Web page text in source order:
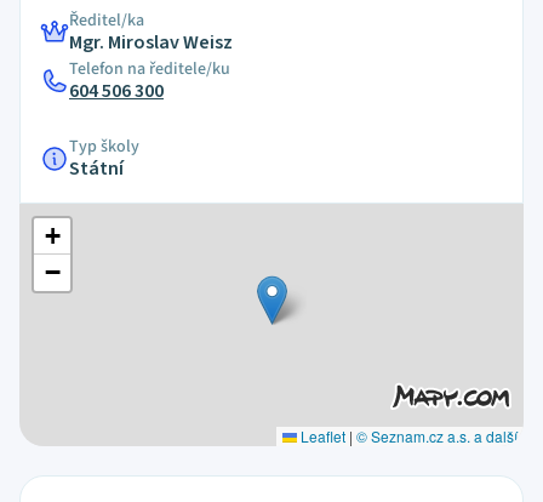
Ředitel/ka
Mgr. Miroslav Weisz
Telefon na ředitele/ku
604 506 300
Typ školy
Státní
+
−
Leaflet | © Seznam.cz a.s. a další